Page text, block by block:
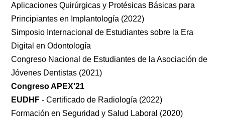
Usuario
Aplicaciones Quirúrgicas y Protésicas Básicas para
Principiantes en Implantología (2022)
Simposio Internacional de Estudiantes sobre la Era
Digital en Odontología
Congreso Nacional de Estudiantes de la Asociación de
Jóvenes Dentistas (2021)
Congreso APEX’21
EUDHF - Certificado de Radiología (2022)
Formación en Seguridad y Salud Laboral (2020)